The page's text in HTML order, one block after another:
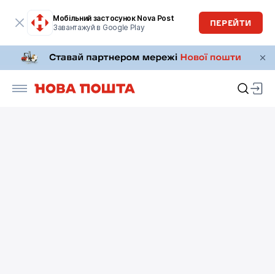
Мобільний застосунок Nova Post
Завантажуй в Google Play
ПЕРЕЙТИ